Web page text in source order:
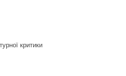
критики